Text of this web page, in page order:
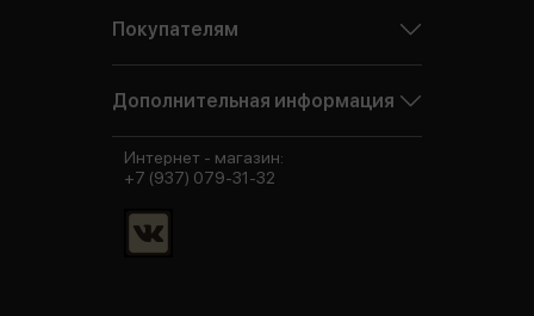
Покупателям
Дополнительная информация
Интернет - магазин:
+7 (937) 079-31-32